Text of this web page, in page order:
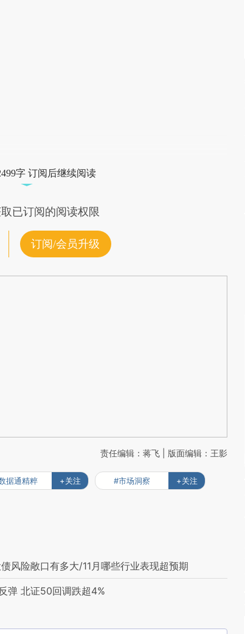
字 订阅后继续阅读
已订阅的阅读权限
订阅/会员升级
责任编辑：蒋飞 | 版面编辑：王影
据通精粹 +关注 #市场洞察 +关注
风险敞口有多大/11月哪些行业表现超预期
弹 北证50回调跌超4%